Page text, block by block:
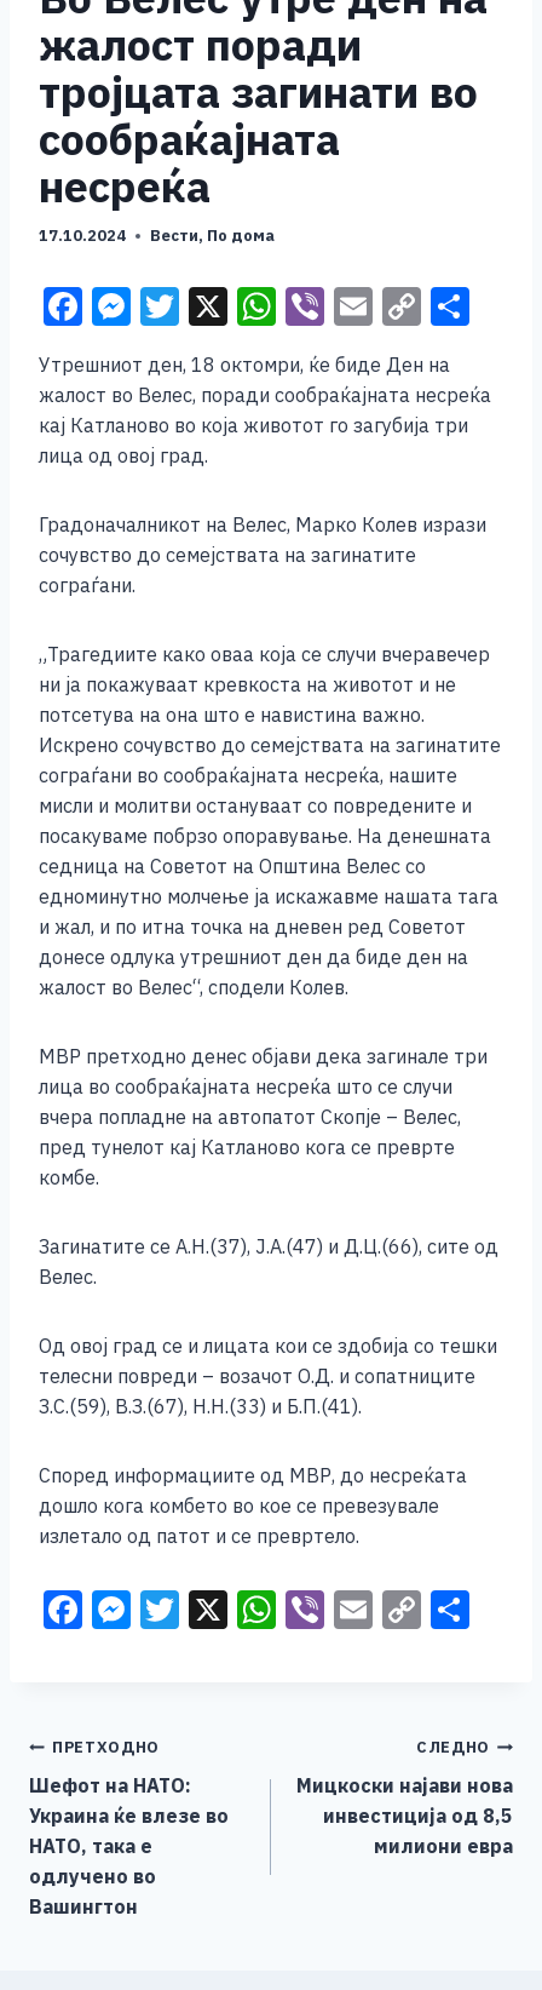
жалост поради
тројцата загинати во
сообраќајната
несреќа
17.10.2024 Вести, По дома
F
c
e
b
o
k
M
ss
e
n
er
T
wi
tt
er
X W
at
s
p
Vi
b
er
E
m
ai
l
C
p
y
k
ar
Утрешниот ден, 18 октомри, ќе биде Ден на
жалост во Велес, поради сообраќајната несреќа
кај Катланово во која животот го загубија три
лица од овој град.
Градоначалникот на Велес, Марко Колев изрази
сочувство до семејствата на загинатите
сограѓани.
„Трагедиите како оваа која се случи вчеравечер
ни ја покажуваат кревкоста на животот и не
потсетува на она што е навистина важно.
Искрено сочувство до семејствата на загинатите
сограѓани во сообраќајната несреќа, нашите
мисли и молитви остануваат со повредените и
посакуваме побрзо опоравување. На денешната
седница на Советот на Општина Велес со
едноминутно молчење ја искажавме нашата тага
и жал, и по итна точка на дневен ред Советот
донесе одлука утрешниот ден да биде ден на
жалост во Велес“, сподели Колев.
МВР претходно денес објави дека загинале три
лица во сообраќајната несреќа што се случи
вчера попладне на автопатот Скопје – Велес,
пред тунелот кај Катланово кога се преврте
комбе.
Загинатите се А.Н.(37), Ј.А.(47) и Д.Ц.(66), сите од
Велес.
Од овој град се и лицата кои се здобија со тешки
телесни повреди – возачот О.Д. и сопатниците
З.С.(59), В.З.(67), Н.Н.(33) и Б.П.(41).
Според информациите од МВР, до несреќата
дошло кога комбето во кое се превезувале
излетало од патот и се превртело.
F
b
o
o
k
M
n
g
er
T X W
A
p
Vi E C
Li
n
k
Навигација
на
напис
ПРЕТХОДНО
Шефот на НАТО:
Украина ќе влезе во
НАТО, така е
одлучено во
Вашингтон
СЛЕДНО
Мицкоски најави нова
инвестиција од 8,5
милиони евра